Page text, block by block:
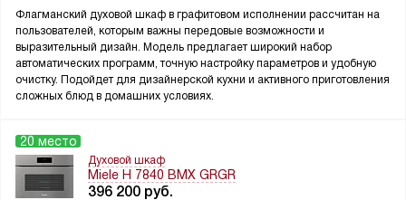
Флагманский духовой шкаф в графитовом исполнении рассчитан на
пользователей, которым важны передовые возможности и
выразительный дизайн. Модель предлагает широкий набор
автоматических программ, точную настройку параметров и удобную
очистку. Подойдет для дизайнерской кухни и активного приготовления
сложных блюд в домашних условиях.
20 место
Духовой шкаф
Miele H 7840 BMX GRGR
396 200 руб.